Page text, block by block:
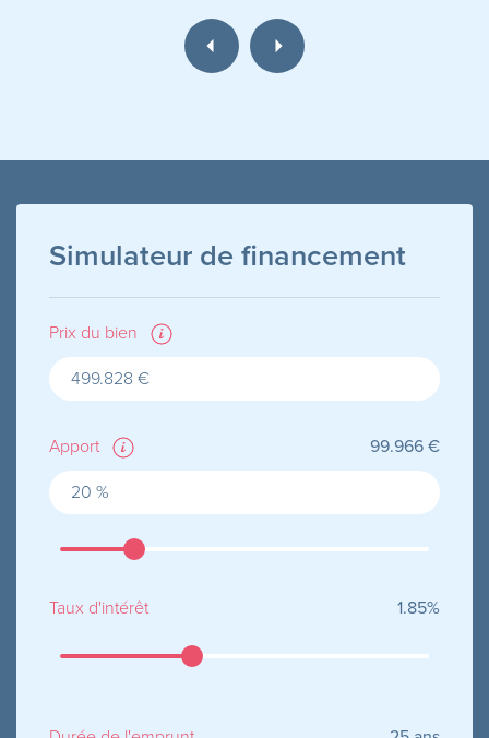
Simulateur de financement
Prix du bien
Apport 99.966 €
Taux d'intérêt 1.85%